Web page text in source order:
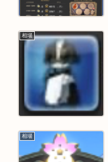
相場
相場